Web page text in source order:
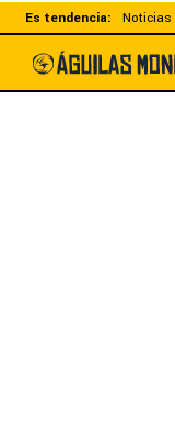
Es tendencia: Noticias